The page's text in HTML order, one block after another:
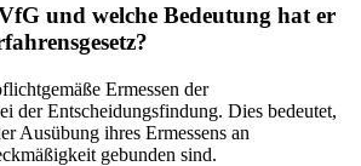
und welche Bedeutung hat er
Ermessen der
der Entscheidungsfindung. Dies bedeutet,
Ausübung ihres Ermessens an
gebunden sind.